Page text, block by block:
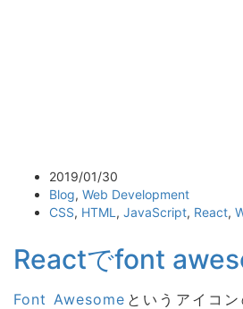
2019/01/30
Blog, Web Development
CSS, HTML , JavaScript, React,
Reactでfont
Font Awesome というアイコ